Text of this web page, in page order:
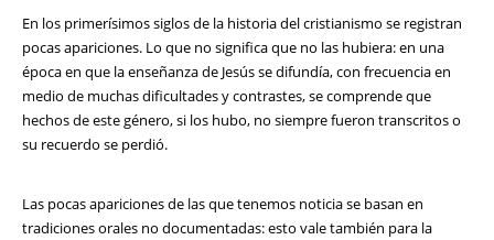
En los primerísimos siglos de la historia del cristianismo se registran
pocas apariciones. Lo que no significa que no las hubiera: en una
época en que la enseñanza de Jesús se difundía, con frecuencia en
medio de muchas dificultades y contrastes, se comprende que
hechos de este género, si los hubo, no siempre fueron transcritos o
su recuerdo se perdió.
Las pocas apariciones de las que tenemos noticia se basan en
tradiciones orales no documentadas: esto vale también para la